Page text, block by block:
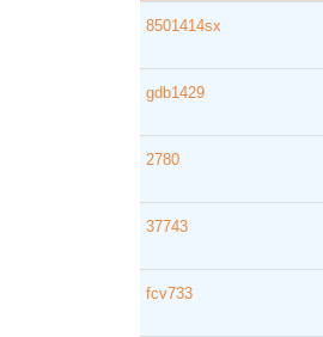
8501414sx
gdb1429
2780
37743
fcv733